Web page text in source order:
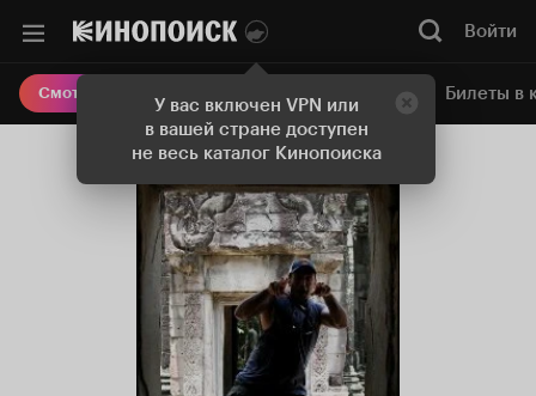
У вас включен VPN или
в вашей стране доступен
не весь каталог Кинопоиска
Войти
Смотреть кино Онлайн-кинотеатр Билеты в